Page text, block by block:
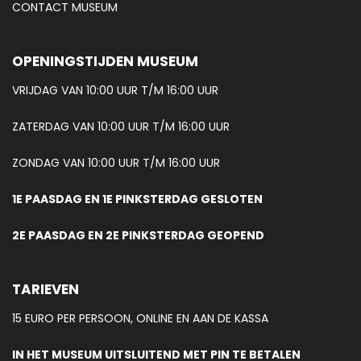
CONTACT MUSEUM
OPENINGSTIJDEN MUSEUM
VRIJDAG VAN 10:00 UUR T/M 16:00 UUR
ZATERDAG VAN 10:00 UUR T/M 16:00 UUR
ZONDAG VAN 10:00 UUR T/M 16:00 UUR
1E PAASDAG EN 1E PINKSTERDAG GESLOTEN
2E PAASDAG EN 2E PINKSTERDAG GEOPEND
TARIEVEN
15 EURO PER PERSOON, ONLINE EN AAN DE KASSA
IN HET MUSEUM UITSLUITEND MET PIN TE BETALEN